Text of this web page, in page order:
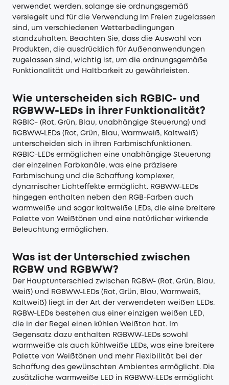
verwendet werden, solange sie ordnungsgemäß
versiegelt und für die Verwendung im Freien zugelassen
sind, um verschiedenen Wetterbedingungen
standzuhalten. Beachten Sie, dass die Auswahl von
Produkten, die ausdrücklich für Außenanwendungen
zugelassen sind, wichtig ist, um die ordnungsgemäße
Funktionalität und Haltbarkeit zu gewährleisten.
Wie unterscheiden sich RGBIC- und
RGBWW-LEDs in ihrer Funktionalität?
RGBIC- (Rot, Grün, Blau, unabhängige Steuerung) und
RGBWW-LEDs (Rot, Grün, Blau, Warmweiß, Kaltweiß)
unterscheiden sich in ihren Farbmischfunktionen.
RGBIC-LEDs ermöglichen eine unabhängige Steuerung
der einzelnen Farbkanäle, was eine präzisere
Farbmischung und die Schaffung komplexer,
dynamischer Lichteffekte ermöglicht. RGBWW-LEDs
hingegen enthalten neben den RGB-Farben auch
warmweiße und sogar kaltweiße LEDs, die eine breitere
Palette von Weißtönen und eine natürlicher wirkende
Beleuchtung ermöglichen.
Was ist der Unterschied zwischen
RGBW und RGBWW?
Der Hauptunterschied zwischen RGBW- (Rot, Grün, Blau,
Weiß) und RGBWW-LEDs (Rot, Grün, Blau, Warmweiß,
Kaltweiß) liegt in der Art der verwendeten weißen LEDs.
RGBW-LEDs bestehen aus einer einzigen weißen LED,
die in der Regel einen kühlen Weißton hat. Im
Gegensatz dazu enthalten RGBWW-LEDs sowohl
warmweiße als auch kühlweiße LEDs, was eine breitere
Palette von Weißtönen und mehr Flexibilität bei der
Schaffung des gewünschten Ambientes ermöglicht. Die
zusätzliche warmweiße LED in RGBWW-LEDs ermöglicht